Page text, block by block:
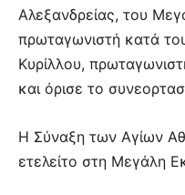
Αλεξανδρείας, του
πρωταγωνιστή κατά
Κυρίλλου,
και όρισε το
Η Σύναξη των Αγίων
ετελείτο στη Μεγάλη